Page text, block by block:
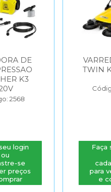
VARREDEIRA
TWIN
Código: 6854
Faça seu login
cadastre-se
para ver preços
e comprar